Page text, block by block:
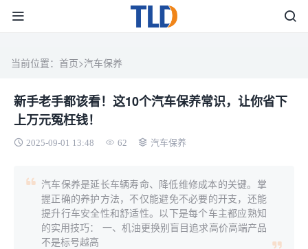
当前位置： 首页>汽车保养
新手老手都该看！这10个汽车保养常识，让你省下
上万元冤枉钱！
2025-09-01 13:48 62 汽车保养
汽车保养是延长车辆寿命、降低维修成本的关键。掌
握正确的养护方法，不仅能避免不必要的开支，还能
提升行车安全性和舒适性。以下是每个车主都应熟知
的实用技巧： 一、机油更换别盲目追求高价高端产品
不是标号越高